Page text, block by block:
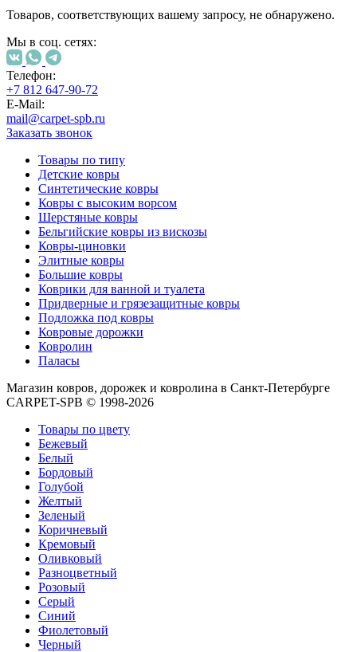
типу
с
Шерстяные
ковры
Бельгийские
ковры
из
вискозы
Ковры-
циновки
Элитные
ковры
Большие
ковры
Коврики
туалета
Придверные
грязезащитные
По
цвету
Бежевый
Голубой
Кремовый
Товаров, соответствующих вашему запросу, не обнаружено.
Мы в соц. сетях:
Телефон:
+7 812 647-90-72
E-Mail:
mail@carpet-spb.ru
Заказать звонок
Товары по типу
Детские ковры
Синтетические ковры
Ковры с высоким ворсом
Шерстяные ковры
Бельгийские ковры из вискозы
Ковры-циновки
Элитные ковры
Большие ковры
Коврики для ванной и туалета
Придверные и грязезащитные ковры
Подложка под ковры
Ковровые дорожки
Ковролин
Паласы
Магазин ковров, дорожек и ковролина в Санкт-Петербурге
CARPET-SPB © 1998-2026
Товары по цвету
Бежевый
Белый
Бордовый
Голубой
Желтый
Зеленый
Коричневый
Кремовый
Оливковый
Разноцветный
Розовый
Серый
Синий
Фиолетовый
Черный